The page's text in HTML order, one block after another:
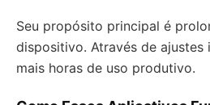
Seu propósito principal é
dispositivo. Através de ajustes
mais horas de uso produtivo.